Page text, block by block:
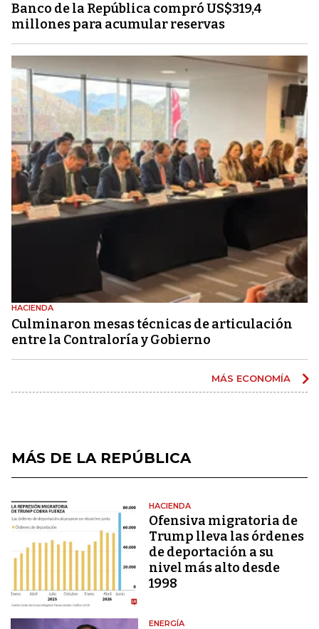
Banco de la República compró US$319,4
millones para acumular reservas
HACIENDA
Culminaron mesas técnicas de articulación
entre la Contraloría y Gobierno
MÁS ECONOMÍA
MÁS DE LA REPÚBLICA
HACIENDA
Ofensiva migratoria de
Trump lleva las órdenes
de deportación a su
nivel más alto desde
1998
ENERGÍA